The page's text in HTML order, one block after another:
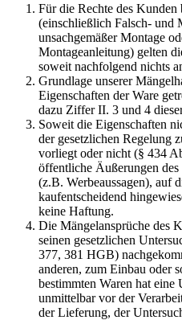
Für die Rechte des Kunden
(einschließlich Falsch- und
unsachgemäßer Montage
Montageanleitung) gelten
soweit nachfolgend nichts
Grundlage unserer
Eigenschaften der Ware
dazu Ziffer II. 3 und 4
Soweit die Eigenschaften
der gesetzlichen Regelung
vorliegt oder nicht (§ 434
öffentliche Äußerungen
(z.B. Werbeaussagen), auf
kaufentscheidend
keine Haftung.
Die Mängelansprüche des
seinen gesetzlichen
377, 381 HGB)
anderen, zum Einbau oder
bestimmten Waren hat
unmittelbar vor der
der Lieferung, der